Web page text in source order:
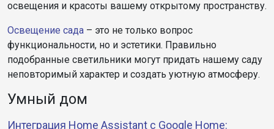
освещения и красоты вашему открытому пространству.
Освещение сада – это не только вопрос
функциональности, но и эстетики. Правильно
подобранные светильники могут придать нашему саду
неповторимый характер и создать уютную атмосферу.
Умный дом
Интеграция Home Assistant с Google Home: